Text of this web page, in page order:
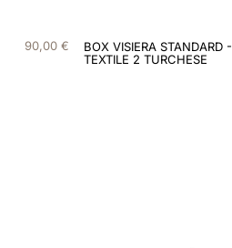
90,00 €
BOX VISIERA STANDARD -
TEXTILE 2 TURCHESE